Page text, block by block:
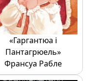
«Гаргантюа і
Пантагрюель»
Франсуа Рабле